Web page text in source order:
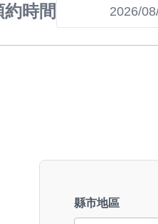
約時間
縣市地區